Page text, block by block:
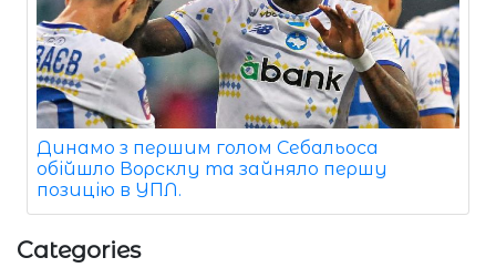
Динамо з першим голом Себальоса
обійшло Ворсклу та зайняло першу
позицію в УПЛ.
Categories